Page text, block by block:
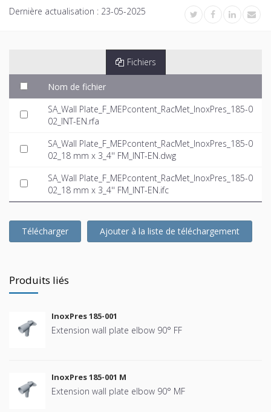
Dernière actualisation : 23-05-2025
Fichiers
Nom de fichier
SA_Wall Plate_F_MEPcontent_RacMet_InoxPres_185-0
02_INT-EN.rfa
SA_Wall Plate_F_MEPcontent_RacMet_InoxPres_185-0
02_18 mm x 3_4'' FM_INT-EN.dwg
SA_Wall Plate_F_MEPcontent_RacMet_InoxPres_185-0
02_18 mm x 3_4'' FM_INT-EN.ifc
Télécharger Ajouter à la liste de téléchargement
Produits liés
InoxPres 185-001
Extension wall plate elbow 90° FF
InoxPres 185-001 M
Extension wall plate elbow 90° MF